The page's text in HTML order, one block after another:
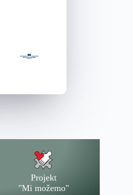
Projekt
"Mi možemo"